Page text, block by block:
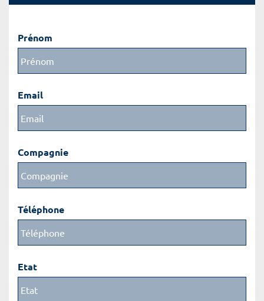
Prénom
Email
Compagnie
Téléphone
Etat